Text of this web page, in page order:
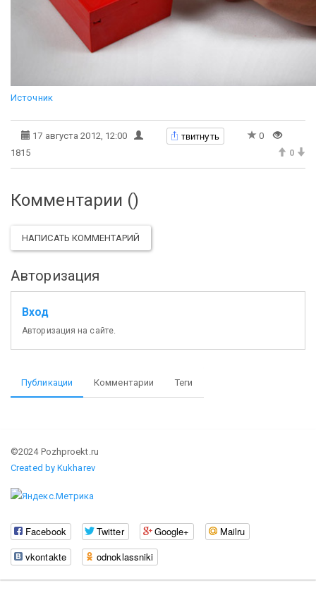
Источник
17 августа 2012, 12:00 твитнуть
0
1815
0
Комментарии ()
НАПИСАТЬ КОММЕНТАРИЙ
Авторизация
Вход
Авторизация на сайте.
Публикации Комментарии Теги
©2024 Pozhproekt.ru
Created by Kukharev
Facebook Twitter Google+
Mailru
vkontakte
odnoklassniki